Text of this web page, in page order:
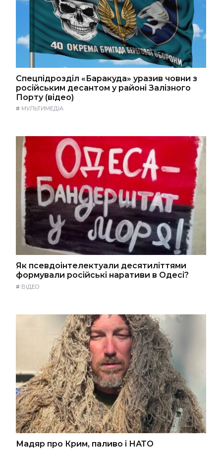
Спецпідрозділ «Баракуда» уразив човни з
російським десантом у районі Залізного
Порту (відео)
# МУЛЬТИМЕДІА
Як псевдоінтелектуали десятиліттями
формували російські наративи в Одесі?
# ВІДЕО
Мадяр про Крим, паливо і НАТО